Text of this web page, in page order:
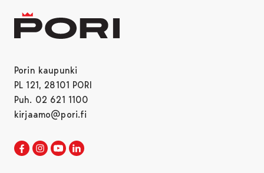
Porin kaupunki
PL 121, 28101 PORI
Puh. 02 621 1100
kirjaamo@pori.fi
Porin kaupunki Facebookissa
Avautuu uudessa välilehdessä
Porin kaupunki Instagramissa
Avautuu uudessa välilehdessä
Porin kaupunki Youtubessa
Avautuu uudessa välilehdessä